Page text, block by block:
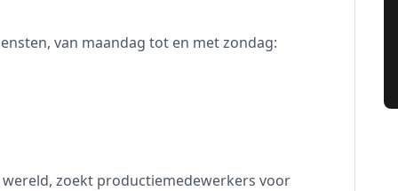
van maandag tot en met zondag:
zoekt productiemedewerkers voor